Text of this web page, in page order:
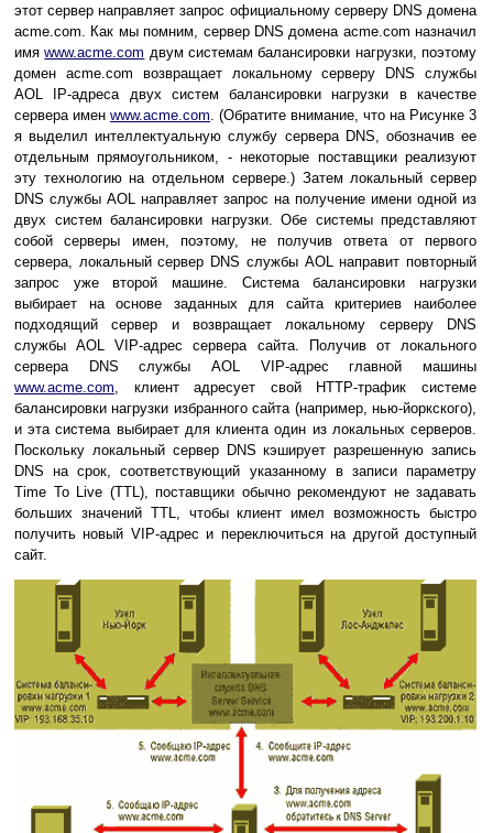
этот сервер направляет запрос официальному серверу DNS домена
acme.com. Как мы помним, сервер DNS домена acme.com назначил
имяwww.acme.com двум системам балансировки нагрузки, поэтому
домен acme.com возвращает локальному серверу DNS службы
AOL IP-адреса двух систем балансировки нагрузки в качестве
сервера имен www.acme.com . (Обратите внимание, что на Рисунке 3
я выделил интеллектуальную службу сервера DNS, обозначив ее
отдельным прямоугольником, - некоторые поставщики реализуют
эту технологию на отдельном сервере.) Затем локальный сервер
DNS службы AOL направляет запрос на получение имени одной из
двух систем балансировки нагрузки. Обе системы представляют
собой серверы имен, поэтому, не получив ответа от первого
сервера, локальный сервер DNS службы AOL направит повторный
запрос уже второй машине. Система балансировки нагрузки
выбирает на основе заданных для сайта критериев наиболее
подходящий сервер и возвращает локальному серверу DNS
службы AOL VIP-адрес сервера сайта. Получив от локального
сервера DNS службы AOL VIP-адрес главной машины
www.acme.com , клиент адресует свой HTTP-трафик системе
балансировки нагрузки избранного сайта (например, нью-йоркского),
и эта система выбирает для клиента один из локальных серверов.
Поскольку локальный сервер DNS кэширует разрешенную запись
DNS на срок, соответствующий указанному в записи параметру
Time To Live (TTL), поставщики обычно рекомендуют не задавать
больших значений TTL, чтобы клиент имел возможность быстро
получить новый VIP-адрес и переключиться на другой доступный
сайт.